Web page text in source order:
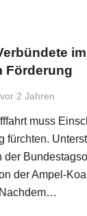
Förderung
vor 2 Jahren
muss
fürchten.
der
der Ampel-
Nachdem…